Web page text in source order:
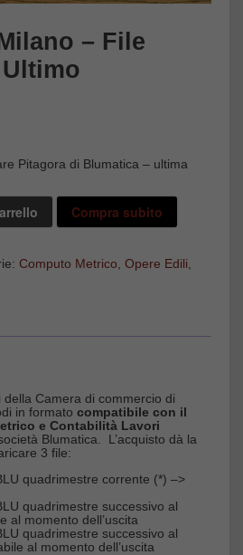
– File
Pitagora di Blumatica – ultima
Compra subito
Computo Metrico, Opere Edili,
della Camera di commercio di
in formato compatibile con il
e Contabilità Lavori
Blumatica. L’acquisto dà la
3 file:
quadrimestre corrente (*) –>
quadrimestre successivo al
al momento dell’uscita
quadrimestre successivo al
al momento dell’uscita